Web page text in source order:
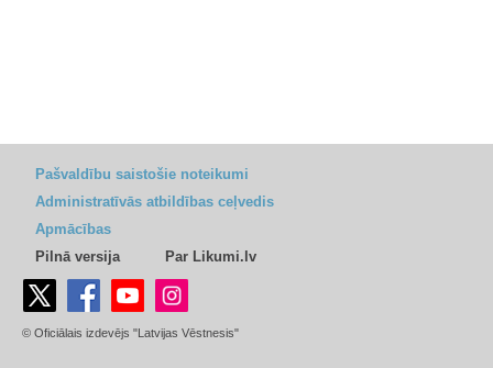
Pašvaldību saistošie noteikumi
Administratīvās atbildības ceļvedis
Apmācības
Pilnā versija
Par Likumi.lv
© Oficiālais izdevējs "Latvijas Vēstnesis"